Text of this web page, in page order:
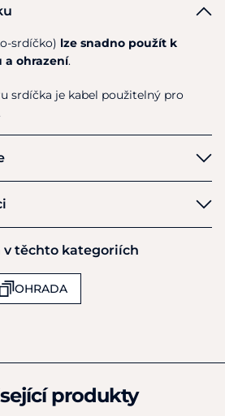
srdíčko) lze snadno použít k
a ohrazení.
srdíčka je kabel použitelný pro
v těchto kategoriích
OHRADA
produkty